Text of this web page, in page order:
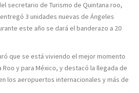
secretario de Turismo de Quintana roo,
3 unidades nuevas de Ángeles
este año se dará el banderazo a 20
que se está viviendo el mejor momento
y para México, y destacó la llegada de
los aeropuertos internacionales y más de